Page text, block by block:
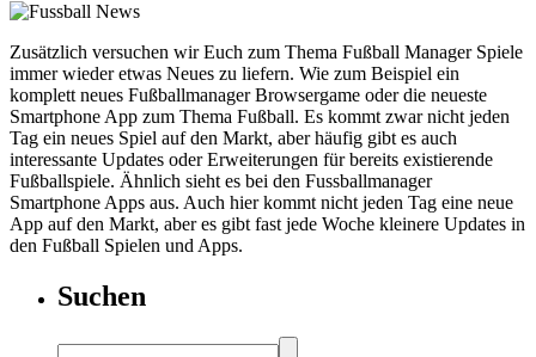
Zusätzlich versuchen wir Euch zum Thema Fußball Manager Spiele
immer wieder etwas Neues zu liefern. Wie zum Beispiel ein
komplett neues Fußballmanager Browsergame oder die neueste
Smartphone App zum Thema Fußball. Es kommt zwar nicht jeden
Tag ein neues Spiel auf den Markt, aber häufig gibt es auch
interessante Updates oder Erweiterungen für bereits existierende
Fußballspiele. Ähnlich sieht es bei den Fussballmanager
Smartphone Apps aus. Auch hier kommt nicht jeden Tag eine neue
App auf den Markt, aber es gibt fast jede Woche kleinere Updates in
den Fußball Spielen und Apps.
Suchen